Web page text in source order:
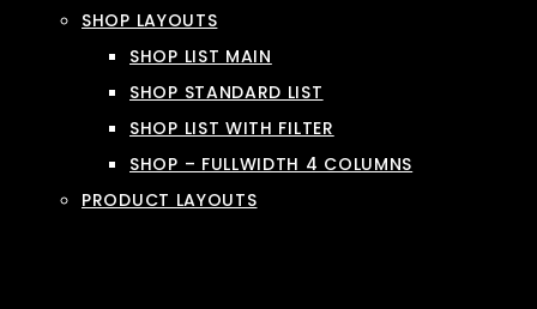
SHOP LAYOUTS
SHOP LIST MAIN
SHOP STANDARD LIST
SHOP LIST WITH FILTER
SHOP – FULLWIDTH 4 COLUMNS
PRODUCT LAYOUTS